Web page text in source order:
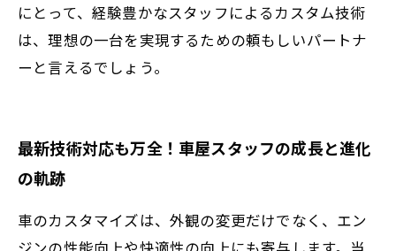
にとって、経験豊かなスタッフによるカスタム技術
は、理想の一台を実現するための頼もしいパートナ
ーと言えるでしょう。
最新技術対応も万全！車屋スタッフの成長と進化
の軌跡
車のカスタマイズは、外観の変更だけでなく、エン